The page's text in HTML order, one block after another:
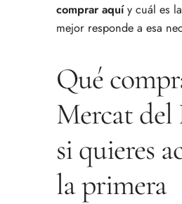
comprar aquíy cuál es
mejor responde a esa
Qué
Mercat
si quieres
la primera